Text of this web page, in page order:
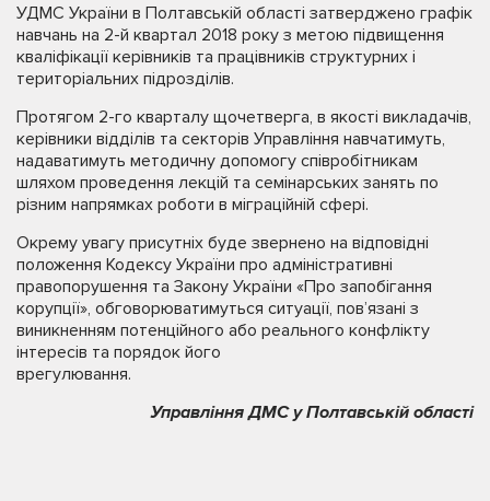
УДМС України в Полтавській області затверджено графік
навчань на 2-й квартал 2018 року з метою підвищення
кваліфікації керівників та працівників структурних і
територіальних підрозділів.
Протягом 2-го кварталу щочетверга, в якості викладачів,
керівники відділів та секторів Управління навчатимуть,
надаватимуть методичну допомогу співробітникам
шляхом проведення лекцій та семінарських занять по
різним напрямках роботи в міграційній сфері.
Окрему увагу присутніх буде звернено на відповідні
положення Кодексу України про адміністративні
правопорушення та Закону України «Про запобігання
корупції», обговорюватимуться ситуації, пов’язані з
виникненням потенційного або реального конфлікту
інтересів та порядок його
врегулювання.
Управління ДМС у Полтавській області